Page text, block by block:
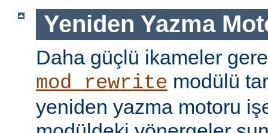
Yeniden Yazma
Daha güçlü ikameler
mod_rewrite modülü
yeniden yazma motoru